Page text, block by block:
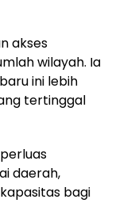
akses
wilayah. Ia
ini lebih
tertinggal
daerah,
bagi